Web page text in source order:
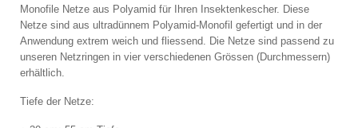
Monofile Netze aus Polyamid für Ihren Insektenkescher. Diese
Netze sind aus ultradünnem Polyamid-Monofil gefertigt und in der
Anwendung extrem weich und fliessend. Die Netze sind passend zu
unseren Netzringen in vier verschiedenen Grössen (Durchmessern)
erhältlich.
Tiefe der Netze: